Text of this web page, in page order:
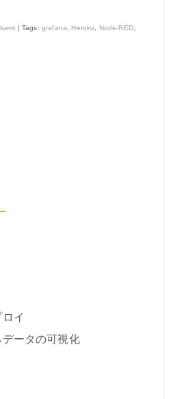
(4)
プリ制作を体験
な使い方
| Tags: grafana, Heroku, Node-RED,
イ
ータの可視化